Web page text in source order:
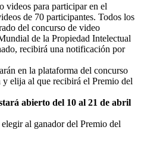
videos para participar en el
de 70 participantes. Todos los
del concurso de video
de la Propiedad Intelectual
recibirá una notificación por
en la plataforma del concurso
elija al que recibirá el Premio del
abierto del 10 al 21 de abril
al ganador del Premio del